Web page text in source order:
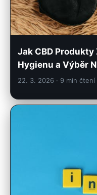
Jak CBD
Hygienu a Výběr
22. 3. 2026 · 9 min čtení